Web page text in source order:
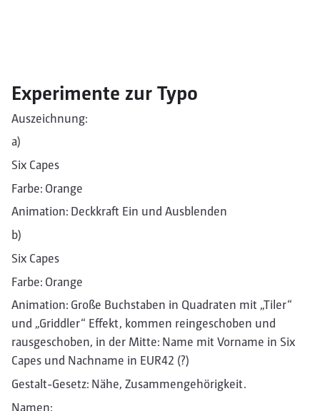
Experimente zur Typo
Auszeichnung:
a)
Six Capes
Farbe: Orange
Animation: Deckkraft Ein und Ausblenden
b)
Six Capes
Farbe: Orange
Animation: Große Buchstaben in Quadraten mit „Tiler“
und „Griddler“ Effekt, kommen reingeschoben und
rausgeschoben, in der Mitte: Name mit Vorname in Six
Capes und Nachname in EUR42 (?)
Gestalt-Gesetz: Nähe, Zusammengehörigkeit.
Namen: